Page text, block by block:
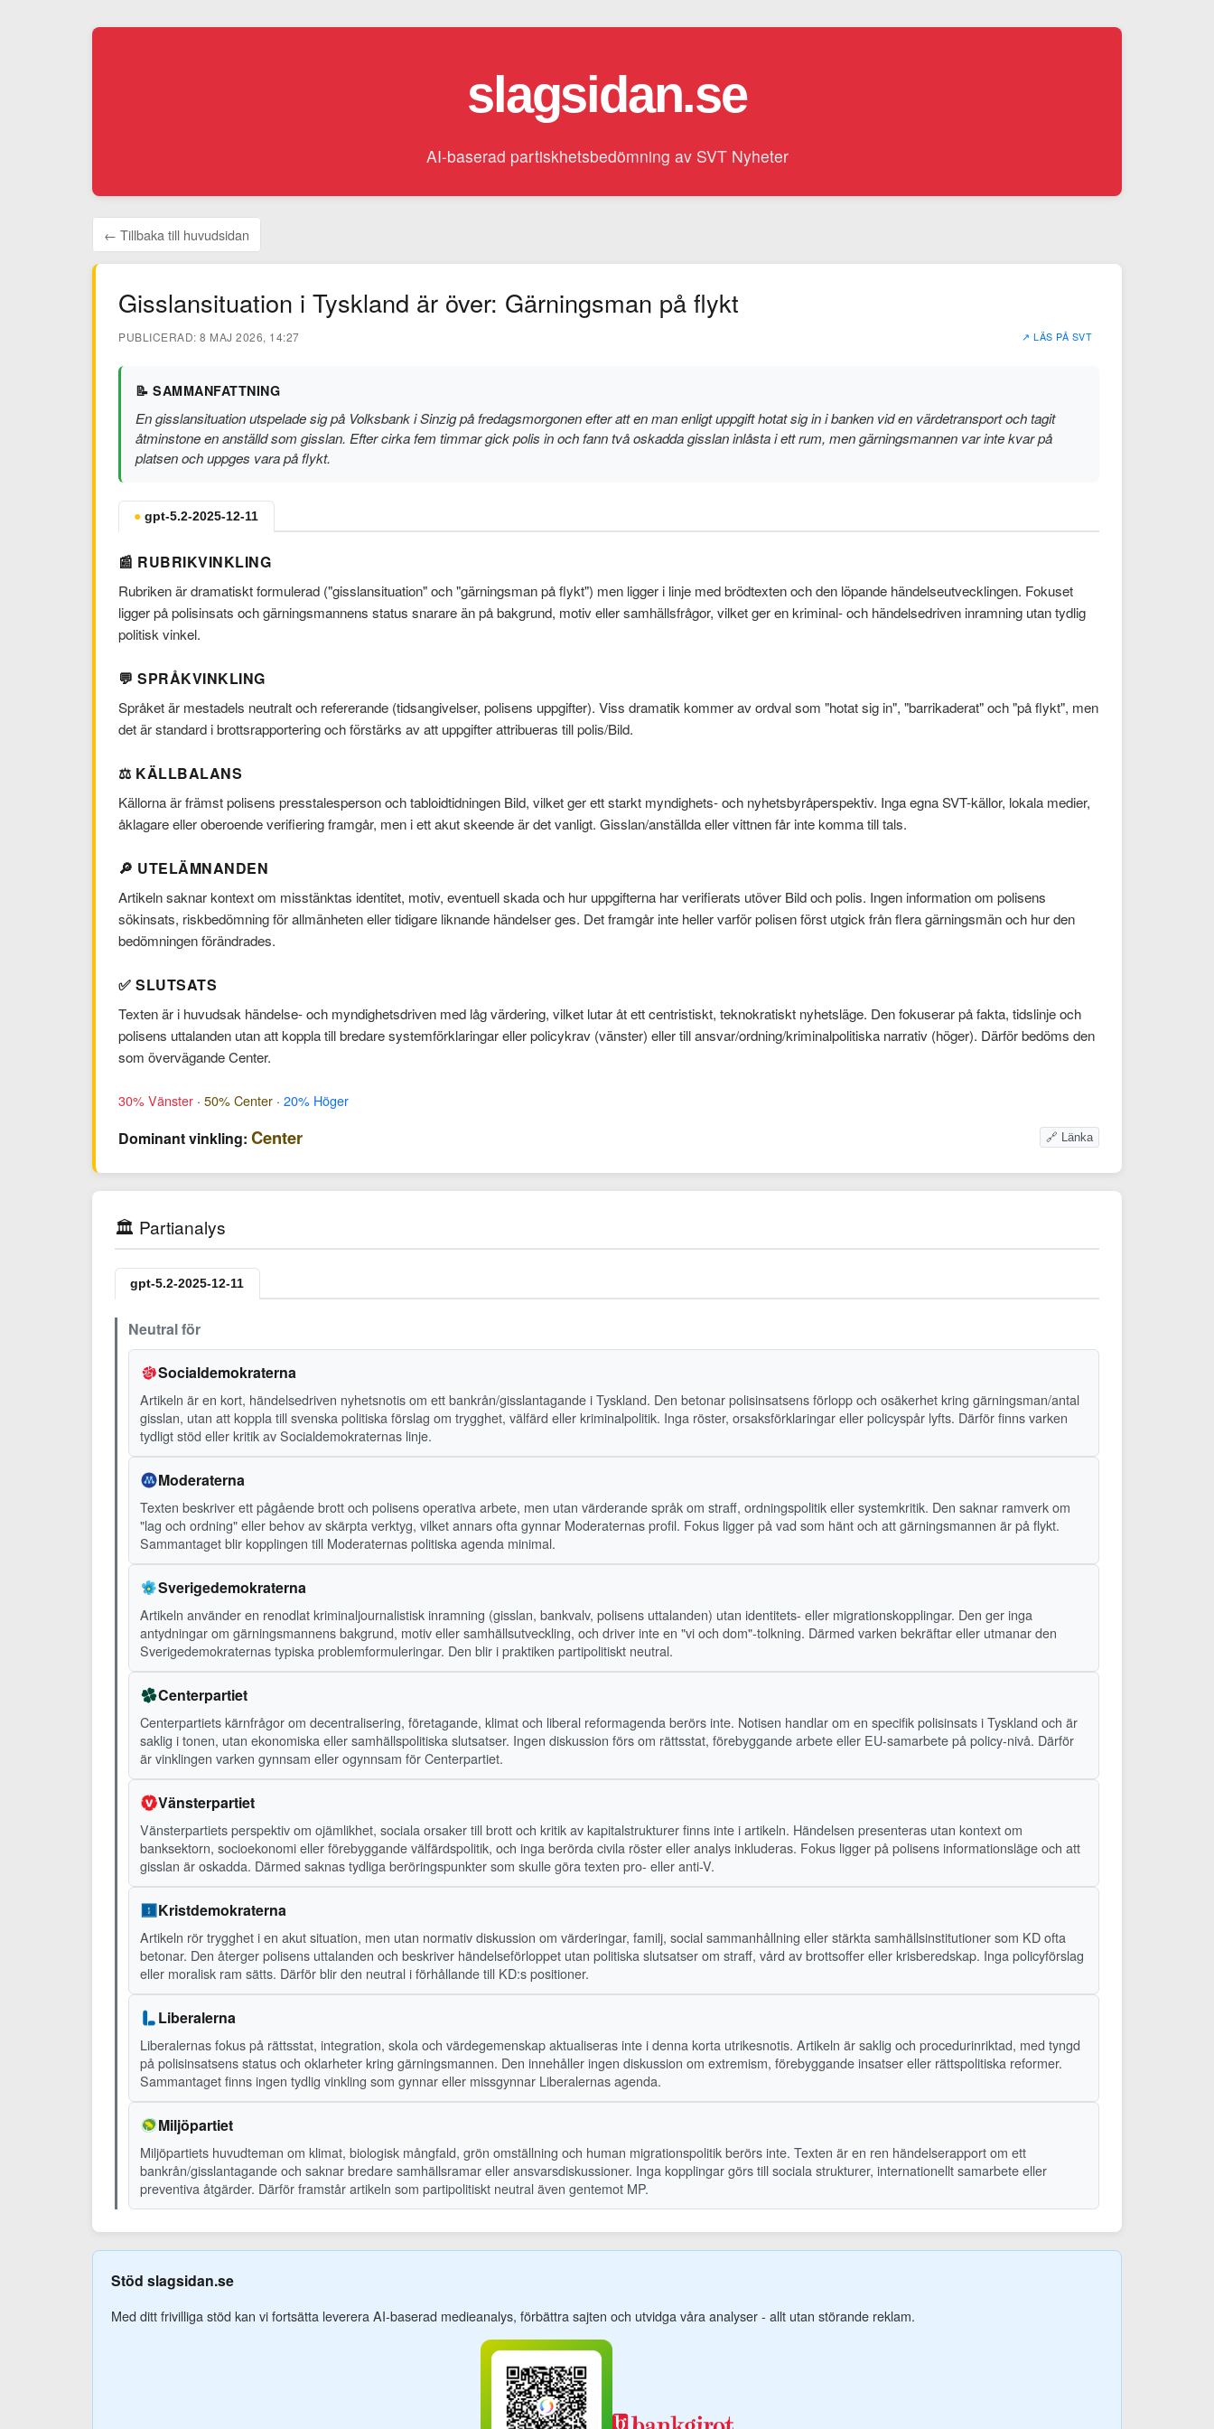
slagsidan.se
AI-baserad partiskhetsbedömning av SVT Nyheter
← Tillbaka till huvudsidan
Gisslansituation i Tyskland är över: Gärningsman på flykt
PUBLICERAD: 8 MAJ 2026, 14:27 ↗ LÄS PÅ SVT
📝 SAMMANFATTNING
En gisslansituation utspelade sig på Volksbank i Sinzig på fredagsmorgonen efter att en man enligt uppgift hotat sig in i banken vid en värdetransport och tagit
åtminstone en anställd som gisslan. Efter cirka fem timmar gick polis in och fann två oskadda gisslan inlåsta i ett rum, men gärningsmannen var inte kvar på
platsen och uppges vara på flykt.
● gpt-5.2-2025-12-11
📰 RUBRIKVINKLING
Rubriken är dramatiskt formulerad ("gisslansituation" och "gärningsman på flykt") men ligger i linje med brödtexten och den löpande händelseutvecklingen. Fokuset
ligger på polisinsats och gärningsmannens status snarare än på bakgrund, motiv eller samhällsfrågor, vilket ger en kriminal- och händelsedriven inramning utan tydlig
politisk vinkel.
💬 SPRÅKVINKLING
Språket är mestadels neutralt och refererande (tidsangivelser, polisens uppgifter). Viss dramatik kommer av ordval som "hotat sig in", "barrikaderat" och "på flykt", men
det är standard i brottsrapportering och förstärks av att uppgifter attribueras till polis/Bild.
⚖️ KÄLLBALANS
Källorna är främst polisens presstalesperson och tabloidtidningen Bild, vilket ger ett starkt myndighets- och nyhetsbyråperspektiv. Inga egna SVT-källor, lokala medier,
åklagare eller oberoende verifiering framgår, men i ett akut skeende är det vanligt. Gisslan/anställda eller vittnen får inte komma till tals.
🔎 UTELÄMNANDEN
Artikeln saknar kontext om misstänktas identitet, motiv, eventuell skada och hur uppgifterna har verifierats utöver Bild och polis. Ingen information om polisens
sökinsats, riskbedömning för allmänheten eller tidigare liknande händelser ges. Det framgår inte heller varför polisen först utgick från flera gärningsmän och hur den
bedömningen förändrades.
✅ SLUTSATS
Texten är i huvudsak händelse- och myndighetsdriven med låg värdering, vilket lutar åt ett centristiskt, teknokratiskt nyhetsläge. Den fokuserar på fakta, tidslinje och
polisens uttalanden utan att koppla till bredare systemförklaringar eller policykrav (vänster) eller till ansvar/ordning/kriminalpolitiska narrativ (höger). Därför bedöms den
som övervägande Center.
30% Vänster · 50% Center · 20% Höger
Dominant vinkling: Center 🔗 Länka
🏛️ Partianalys
gpt-5.2-2025-12-11
Neutral för
Socialdemokraterna
Artikeln är en kort, händelsedriven nyhetsnotis om ett bankrån/gisslantagande i Tyskland. Den betonar polisinsatsens förlopp och osäkerhet kring gärningsman/antal
gisslan, utan att koppla till svenska politiska förslag om trygghet, välfärd eller kriminalpolitik. Inga röster, orsaksförklaringar eller policyspår lyfts. Därför finns varken
tydligt stöd eller kritik av Socialdemokraternas linje.
Moderaterna
Texten beskriver ett pågående brott och polisens operativa arbete, men utan värderande språk om straff, ordningspolitik eller systemkritik. Den saknar ramverk om
"lag och ordning" eller behov av skärpta verktyg, vilket annars ofta gynnar Moderaternas profil. Fokus ligger på vad som hänt och att gärningsmannen är på flykt.
Sammantaget blir kopplingen till Moderaternas politiska agenda minimal.
Sverigedemokraterna
Artikeln använder en renodlat kriminaljournalistisk inramning (gisslan, bankvalv, polisens uttalanden) utan identitets- eller migrationskopplingar. Den ger inga
antydningar om gärningsmannens bakgrund, motiv eller samhällsutveckling, och driver inte en "vi och dom"-tolkning. Därmed varken bekräftar eller utmanar den
Sverigedemokraternas typiska problemformuleringar. Den blir i praktiken partipolitiskt neutral.
Centerpartiet
Centerpartiets kärnfrågor om decentralisering, företagande, klimat och liberal reformagenda berörs inte. Notisen handlar om en specifik polisinsats i Tyskland och är
saklig i tonen, utan ekonomiska eller samhällspolitiska slutsatser. Ingen diskussion förs om rättsstat, förebyggande arbete eller EU-samarbete på policy-nivå. Därför
är vinklingen varken gynnsam eller ogynnsam för Centerpartiet.
Vänsterpartiet
Vänsterpartiets perspektiv om ojämlikhet, sociala orsaker till brott och kritik av kapitalstrukturer finns inte i artikeln. Händelsen presenteras utan kontext om
banksektorn, socioekonomi eller förebyggande välfärdspolitik, och inga berörda civila röster eller analys inkluderas. Fokus ligger på polisens informationsläge och att
gisslan är oskadda. Därmed saknas tydliga beröringspunkter som skulle göra texten pro- eller anti-V.
Kristdemokraterna
Artikeln rör trygghet i en akut situation, men utan normativ diskussion om värderingar, familj, social sammanhållning eller stärkta samhällsinstitutioner som KD ofta
betonar. Den återger polisens uttalanden och beskriver händelseförloppet utan politiska slutsatser om straff, vård av brottsoffer eller krisberedskap. Inga policyförslag
eller moralisk ram sätts. Därför blir den neutral i förhållande till KD:s positioner.
Liberalerna
Liberalernas fokus på rättsstat, integration, skola och värdegemenskap aktualiseras inte i denna korta utrikesnotis. Artikeln är saklig och procedurinriktad, med tyngd
på polisinsatsens status och oklarheter kring gärningsmannen. Den innehåller ingen diskussion om extremism, förebyggande insatser eller rättspolitiska reformer.
Sammantaget finns ingen tydlig vinkling som gynnar eller missgynnar Liberalernas agenda.
Miljöpartiet
Miljöpartiets huvudteman om klimat, biologisk mångfald, grön omställning och human migrationspolitik berörs inte. Texten är en ren händelserapport om ett
bankrån/gisslantagande och saknar bredare samhällsramar eller ansvarsdiskussioner. Inga kopplingar görs till sociala strukturer, internationellt samarbete eller
preventiva åtgärder. Därför framstår artikeln som partipolitiskt neutral även gentemot MP.
Stöd slagsidan.se
Med ditt frivilliga stöd kan vi fortsätta leverera AI-baserad medieanalys, förbättra sajten och utvidga våra analyser - allt utan störande reklam.